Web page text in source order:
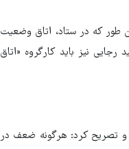
طور که در ستاد، اتاق وضعیت
نیز باید کارگروه «اتاق
و تصریح کرد: هرگونه ضعف در